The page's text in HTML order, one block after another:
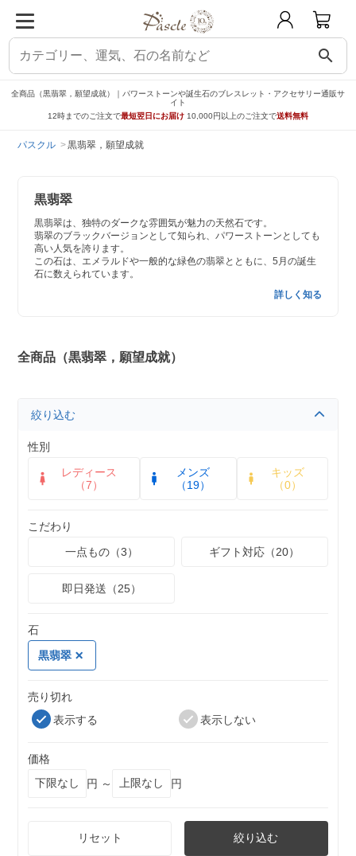
search
全商品（黒翡翠，願望成就）｜パワーストーンや誕生石のブレスレット・アクセサリー通販サ
イト
12時までのご注文で最短翌日にお届け 10,000円以上のご注文で送料無料
パスクル 黒翡翠，願望成就
黒翡翠
黒翡翠は、独特のダークな雰囲気が魅力の天然石です。
翡翠のブラックバージョンとして知られ、パワーストーンとしても
高い人気を誇ります。
この石は、エメラルドや一般的な緑色の翡翠とともに、5月の誕生
石に数えられています。
詳しく知る
全商品（黒翡翠，願望成就）
絞り込む
性別
レディース
（7）
メンズ
（19）
キッズ
（0）
こだわり
一点もの（3）
ギフト対応（20）
即日発送（25）
石
黒翡翠
売り切れ
表示する
表示しない
価格
円 ～
円
リセット 絞り込む